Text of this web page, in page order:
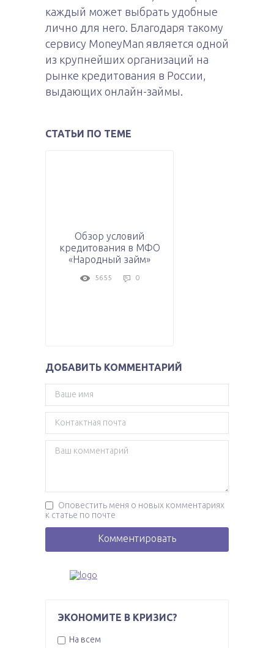
каждый может выбрать удобные
лично для него. Благодаря такому
сервису MoneyMan является одной
из крупнейших организаций на
рынке кредитования в России,
выдающих онлайн-займы.
СТАТЬИ ПО ТЕМЕ
Обзор условий
кредитования в МФО
«Народный займ»
5655 0
ДОБАВИТЬ КОММЕНТАРИЙ
Оповестить меня о новых комментариях
к статье по почте
ЭКОНОМИТЕ В КРИЗИС?
На всем